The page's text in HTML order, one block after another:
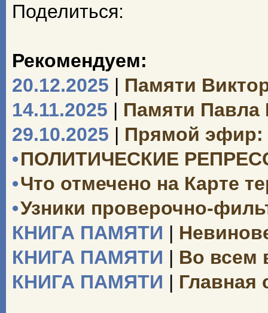
Поделиться:
Рекомендуем:
20.12.2025 | Памяти
14.11.2025 | Памяти Павла
29.10.2025 | Прямой эфир:
•ПОЛИТИЧЕСКИЕ
•Что отмечено на Карте
•Узники проверочно-
КНИГА ПАМЯТИ |
КНИГА ПАМЯТИ | Во всем
КНИГА ПАМЯТИ | Главная